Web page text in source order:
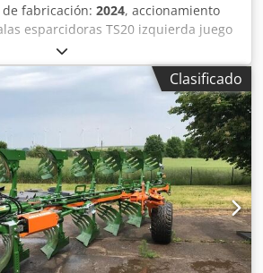
de fabricación: 2024, accionamiento
esparcidoras TS20 izquierda juego
TS20 / derecha accionamiento
AutoTS y FlowControl ProfiSPro
derecho con AutoTS y
disco principal izquierdo con AutoTS
Crodotrdzwopfx Al Rjf
Clasificado